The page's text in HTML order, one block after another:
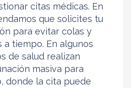
citas médicas. En
que solicites tu
para evitar colas y
a tiempo. En algunos
de salud realizan
masiva para
donde la cita puede